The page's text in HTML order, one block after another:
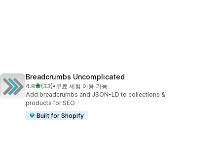
Breadcrumbs Uncomplicated
4.8별 5개 중
(33)
총 리뷰 33개
•무료 체험 이용 가능
Add breadcrumbs and JSON-LD to collections &
products for SEO
Built for Shopify